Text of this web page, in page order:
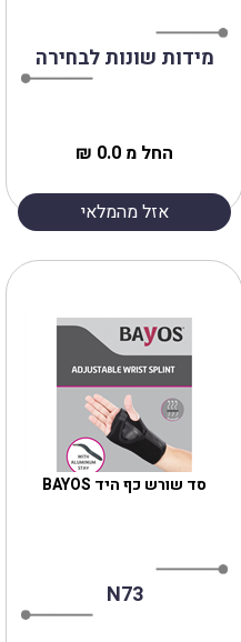
מידות שונות לבחירה
החל מ 0.0 ₪
אזל מהמלאי
סד שורש כף היד BAYOS
N73